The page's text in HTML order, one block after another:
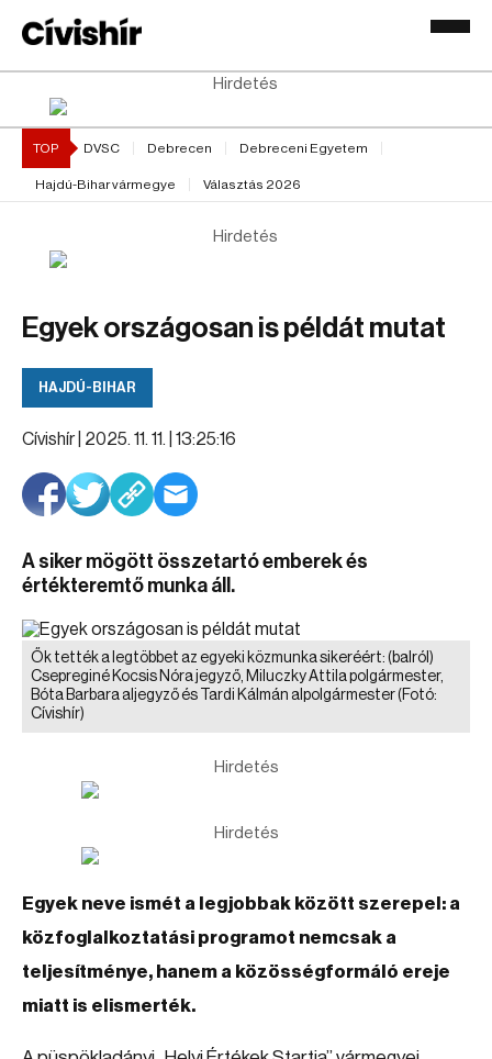
Hirdetés
TOP DVSC Debrecen Debreceni Egyetem
Hajdú-Bihar vármegye Választás 2026
Hirdetés
Egyek országosan is példát mutat
HAJDÚ-BIHAR
Cívishír | 2025. 11. 11. | 13:25:16
A siker mögött összetartó emberek és
értékteremtő munka áll.
Ők tették a legtöbbet az egyeki közmunka sikeréért: (balról)
Csepreginé Kocsis Nóra jegyző, Miluczky Attila polgármester,
Bóta Barbara aljegyző és Tardi Kálmán alpolgármester(Fotó:
Cívishír)
Hirdetés
Hirdetés
Egyek neve ismét a legjobbak között szerepel: a
közfoglalkoztatási programot nemcsak a
teljesítménye, hanem a közösségformáló ereje
miatt is elismerték.